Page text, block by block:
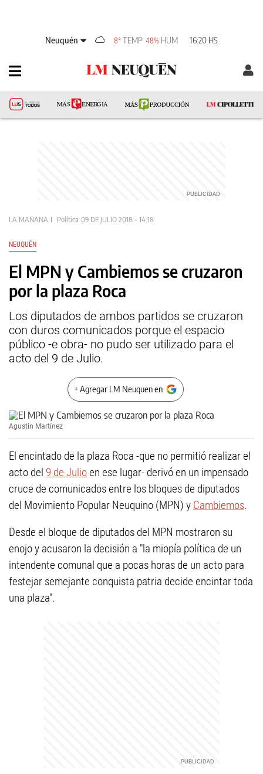
Neuquén 8° TEMP 48% HUM 16:20 HS
LA MAÑANA Política 09 DE JULIO 2018 - 14:18
NEUQUÉN
El MPN y Cambiemos se cruzaron
por la plaza Roca
Los diputados de ambos partidos se cruzaron
con duros comunicados porque el espacio
público -e obra- no pudo ser utilizado para el
acto del 9 de Julio.
+ Agregar LM Neuquen en
Agustín Martínez
El encintado de la plaza Roca -que no permitió realizar el
acto del 9 de Julioen ese lugar- derivó en un impensado
cruce de comunicados entre los bloques de diputados
del Movimiento Popular Neuquino (MPN) y Cambiemos.
Desde el bloque de diputados del MPN mostraron su
enojo y acusaron la decisión a "la miopía política de un
intendente comunal que a pocas horas de un acto para
festejar semejante conquista patria decide encintar toda
una plaza".